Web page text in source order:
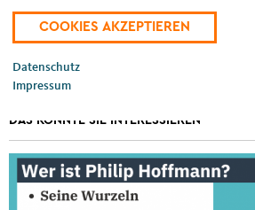
Anmeldung erforderlich:
Bitte per E-Mail anmerzig-wadern@saar.cdu.de
Suchformular
DAS KÖNNTE SIE INTERESSIEREN
Datenschutz
Impressum